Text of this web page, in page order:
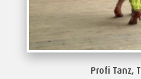
Profi Tanz,